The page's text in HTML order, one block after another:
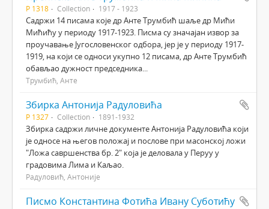
Р 1318 Collection 1917 - 1923
Садржи 14 писама које др Анте Трумбић шаље др Мићи
Мићићу у периоду 1917-1923. Писма су значајан извор за
проучавање Југословенског одбора, јер је у периоду 1917-
1919, на који се односи укупно 12 писама, др Анте Трумбић
обављао дужност председника...
Трумбић, Анте
Збирка Антонија Радуловића
Р 1327 Collection 1891-1932
Збирка садржи личне документе Антонија Радуловића који
је односе на његов положај и послове при масонској ложи
"Ложа савршенства бр. 2" која је деловала у Перуу у
градовима Лима и Каљао.
Радуловић, Антоније
Писмо Константина Фотића Ивану Суботићу